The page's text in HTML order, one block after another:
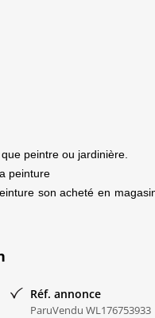
peintre ou jardinière.
peinture
son acheté en
Réf. annonce
ParuVendu WL176753933